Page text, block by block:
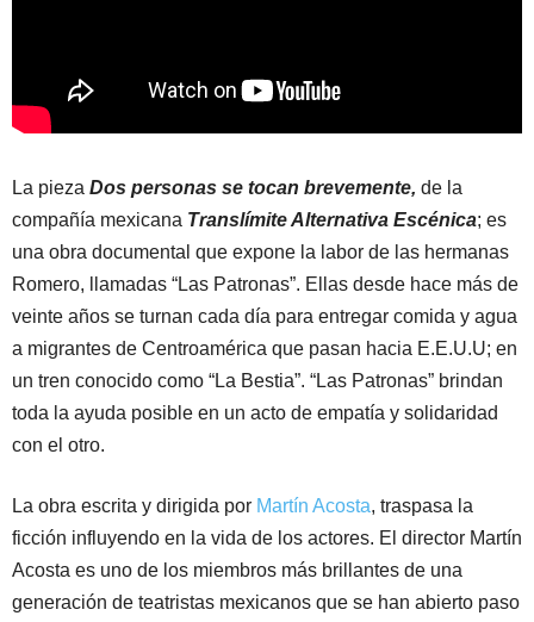
La pieza Dos personas se tocan brevemente, de la
compañía mexicana Translímite Alternativa Escénica; es
una obra documental que expone la labor de las hermanas
Romero, llamadas “Las Patronas”. Ellas desde hace más de
veinte años se turnan cada día para entregar comida y agua
a migrantes de Centroamérica que pasan hacia E.E.U.U; en
un tren conocido como “La Bestia”. “Las Patronas” brindan
toda la ayuda posible en un acto de empatía y solidaridad
con el otro.
La obra escrita y dirigida por Martín Acosta, traspasa la
ficción influyendo en la vida de los actores. El director Martín
Acosta es uno de los miembros más brillantes de una
generación de teatristas mexicanos que se han abierto paso